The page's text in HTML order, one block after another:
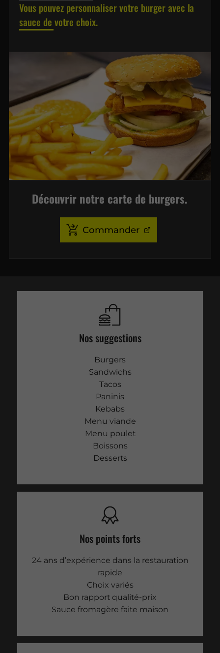
Vous pouvez personnaliser votre burger avec la
sauce de votre choix.
Découvrir notre carte de burgers.
Commander
Nos suggestions
Burgers
Sandwichs
Tacos
Paninis
Kebabs
Menu viande
Menu poulet
Boissons
Desserts
Nos points forts
24 ans d’expérience dans la restauration
rapide
Choix variés
Bon rapport qualité-prix
Sauce fromagère faite maison